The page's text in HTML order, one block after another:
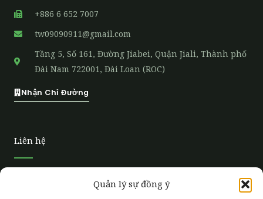
Quản lý sự đồng ý
+886 6 652 7007
tw09090911@gmail.com
Tầng 5, Số 161, Đường Jiabei, Quận Jiali, Thành phố
Đài Nam 722001, Đài Loan (ROC)
Nhận Chỉ Đường
Liên hệ
Chúng tôi cung cấp ống hút giấy liền khối không chứa
keo, không chứa PFAS, có thể phân hủy và thiết bị sản